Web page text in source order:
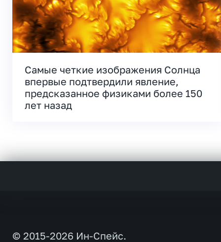
Самые четкие изображения Солнца
впервые подтвердили явление,
предсказанное физиками более 150
лет назад
© 2015-2026 Ин-Спейс.